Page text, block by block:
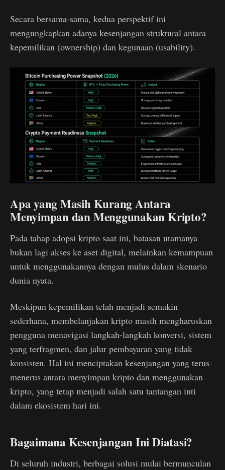
Secara bersama-sama, kedua perspektif ini
mengungkapkan adanya kesenjangan struktural antara
kepemilikan (ownership) dan kegunaan (usability).
Apa yang Masih Kurang Antara
Menyimpan dan Menggunakan Kripto?
Pada tahap adopsi kripto saat ini, batasan utamanya
bukan lagi akses ke aset digital, melainkan kemampuan
untuk menggunakannya dengan mulus dalam skenario
dunia nyata.
Meskipun kepemilikan telah menjadi semakin
sederhana, membelanjakan kripto masih mengharuskan
pengguna menavigasi langkah-langkah konversi, sistem
yang terfragmen, dan jalur pembayaran yang tidak
konsisten. Hal ini menciptakan kesenjangan yang terus-
menerus antara menyimpan kripto dan menggunakan
kripto, yang tetap menjadi salah satu tantangan inti
dalam ekosistem hari ini.
Bagaimana Kesenjangan Ini Diatasi?
Di seluruh industri, berbagai solusi mulai bermunculan